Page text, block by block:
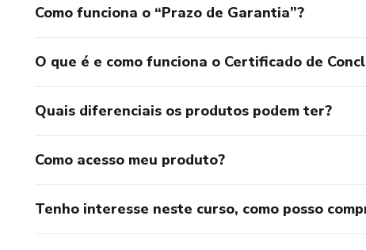
Como funciona o “Prazo de Garantia”?
O que é e como funciona o Certificado de
Quais diferenciais os produtos podem ter?
Como acesso meu produto?
Tenho interesse neste curso, como posso